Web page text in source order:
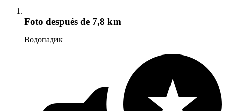
Foto después de 7,8 km
Водопадик